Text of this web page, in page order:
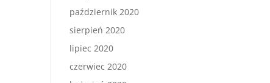
październik 2020
sierpień 2020
lipiec 2020
czerwiec 2020